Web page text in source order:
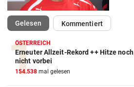
Gelesen(ausgewählt)Kommentiert
ÖSTERREICH
Erneuter Allzeit-Rekord ++ Hitze noch
nicht vorbei
154.538 mal gelesen
Action-Cam Vergleich
ZUM VERGLEICH